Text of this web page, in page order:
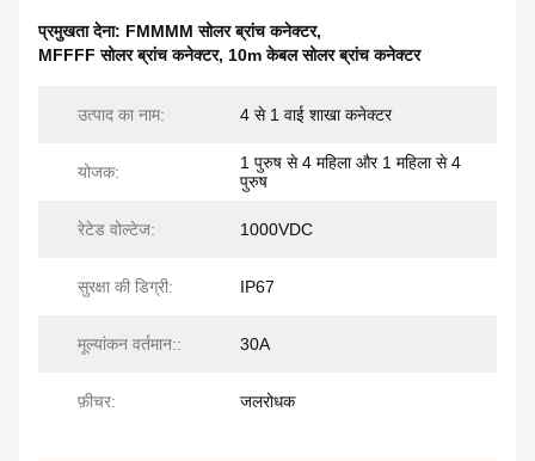
प्रमुखता देना: FMMMM सोलर ब्रांच कनेक्टर,
MFFFF सोलर ब्रांच कनेक्टर, 10m केबल सोलर ब्रांच कनेक्टर
उत्पाद का नाम: 4 से 1 वाई शाखा कनेक्टर
योजक:
1 पुरुष से 4 महिला और 1 महिला से 4
पुरुष
रेटेड वोल्टेज: 1000VDC
सुरक्षा की डिग्री: IP67
मूल्यांकन वर्तमान:: 30A
फ़ीचर: जलरोधक